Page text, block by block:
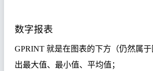
数字报表
GPRINT 就是在图表的下方（仍然属
出最大值、最小值、平均值；